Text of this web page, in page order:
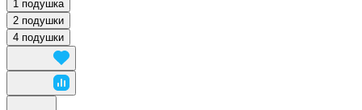
1 подушка
2 подушки
4 подушки